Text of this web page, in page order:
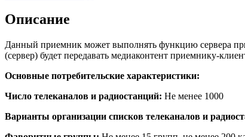
Описание
Данный приемник может выполнять функцию сервера
(сервер) будет передавать медиаконтент приемнику-
Основные потребительские характеристики:
Число телеканалов и радиостанций: Не менее 1000
Варианты организации списков телеканалов и